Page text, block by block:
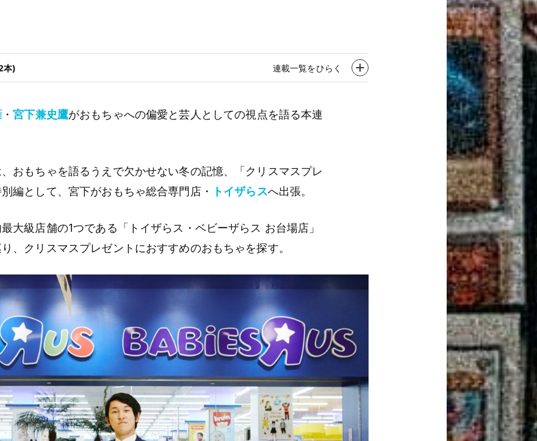
本) 連載一覧をひらく
・宮下兼史鷹がおもちゃへの偏愛と芸人としての視点を語る本連
おもちゃを語るうえで欠かせない冬の記憶、「クリスマスプレ
編として、宮下がおもちゃ総合専門店・
トイザらスへ出張。
大級店舗の1つである「トイザらス・ベビーザらス お台場店」
、クリスマスプレゼントにおすすめのおもちゃを探す。